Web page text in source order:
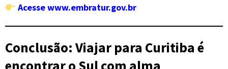
Acesse www.embratur.gov.br
Conclusão: Viajar para Curitiba é
encontrar o Sul com alma